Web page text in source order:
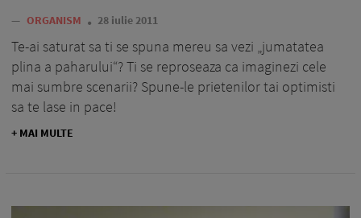
— ORGANISM 28 iulie 2011
Te-ai saturat sa ti se spuna mereu sa vezi „jumatatea
plina a paharului“? Ti se reproseaza ca imaginezi cele
mai sumbre scenarii? Spune-le prietenilor tai optimisti
sa te lase in pace!
+ MAI MULTE